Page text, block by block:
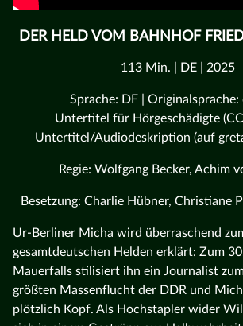
DER HELD VOM BAHNHOF
113 Min. | DE | 2025
Sprache: DF | Originalsprache:
Untertitel für Hörgeschädigte
Untertitel/Audiodeskription (auf
Regie: Wolfgang Becker, Achim
Besetzung: Charlie Hübner, Christiane
Ur-Berliner Micha wird überraschend
gesamtdeutschen Helden erklärt: Zum
Mauerfalls stilisiert ihn ein Journalist
größten Massenflucht der DDR und
plötzlich Kopf. Als Hochstapler wider